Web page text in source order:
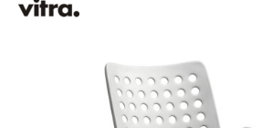
Sofas
Loungesessel